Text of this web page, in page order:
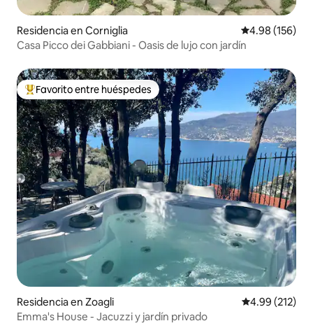
Residencia en Corniglia Calificación
4.98 (156)
Casa Picco dei Gabbiani - Oasis de lujo con jardín
De los mejores en Favorito entre huéspedes
Favorito entre huéspedes
Residencia en Zoagli Calificación
4.99 (212)
Emma's House - Jacuzzi y jardín privado